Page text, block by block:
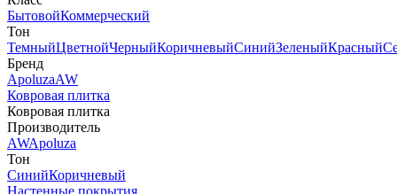
БытовойКоммерческий
Тон
ТемныйЦветнойЧерныйКоричневыйСинийЗеленыйКрасный
Бренд
ApoluzaAW
Ковровая плитка
Ковровая плитка
Производитель
AWApoluza
Тон
СинийКоричневый
Настенные покрытия